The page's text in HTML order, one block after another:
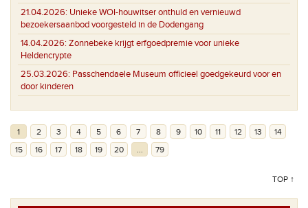
21.04.2026: Unieke WOI-houwitser onthuld en vernieuwd
bezoekersaanbod voorgesteld in de Dodengang
14.04.2026: Zonnebeke krijgt erfgoedpremie voor unieke
Heldencrypte
25.03.2026: Passchendaele Museum officieel goedgekeurd voor en
door kinderen
1 2 3 4 5 6 7 8 9 10 11 12 13
14
15
16 17 18 19 20 79
TOP ↑